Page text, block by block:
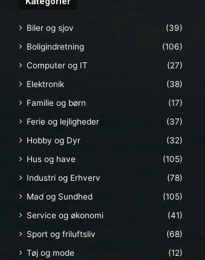
Biler og sjov
(39)
Boligindretning
(106)
Computer og IT
(27)
Elektronik
(38)
Familie og børn
(17)
Ferie og lejligheder
(37)
Hobby og Dyr
(32)
Hus og have
(105)
Industri og Erhverv
(78)
Mad og Sundhed
(105)
Service og økonomi
(41)
Sport og friluftsliv
(68)
Tøj og mode
(12)